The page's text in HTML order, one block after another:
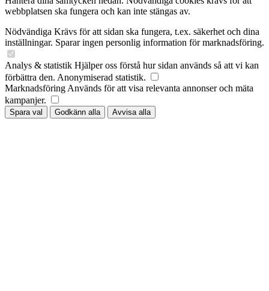
webbplatsen ska fungera och kan inte stängas av.
Nödvändiga Krävs för att sidan ska fungera, t.ex. säkerhet och dina
inställningar. Sparar ingen personlig information för marknadsföring.
Analys & statistik Hjälper oss förstå hur sidan används så att vi kan
förbättra den. Anonymiserad statistik.
Marknadsföring Används för att visa relevanta annonser och mäta
kampanjer.
Spara val Godkänn alla Avvisa alla